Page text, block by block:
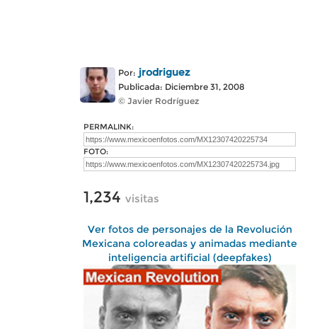
Por: jrodriguez
Publicada: Diciembre 31, 2008
© Javier Rodríguez
PERMALINK:
FOTO:
1,234 visitas
Ver fotos de personajes de la Revolución
Mexicana coloreadas y animadas mediante
inteligencia artificial (deepfakes)